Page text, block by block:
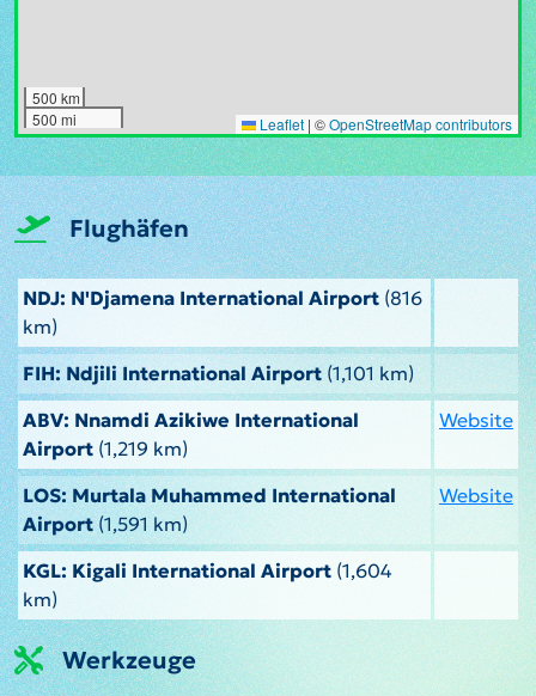
500 km
500 mi
Leaflet | ©OpenStreetMap contributors
Flughäfen
NDJ: N'Djamena International Airport (816
km)
FIH: Ndjili International Airport(1,101 km)
ABV: Nnamdi Azikiwe International
Airport (1,219 km)
Website
LOS: Murtala Muhammed International
Airport(1,591 km)
Website
KGL: Kigali International Airport (1,604
km)
Werkzeuge